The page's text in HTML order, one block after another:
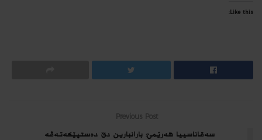
Like this:
Previous Post
سه‌قاناسییا هه‌رێمێ: بارانبارین دێ ده‌ستپێكه‌ته‌ڤه‌